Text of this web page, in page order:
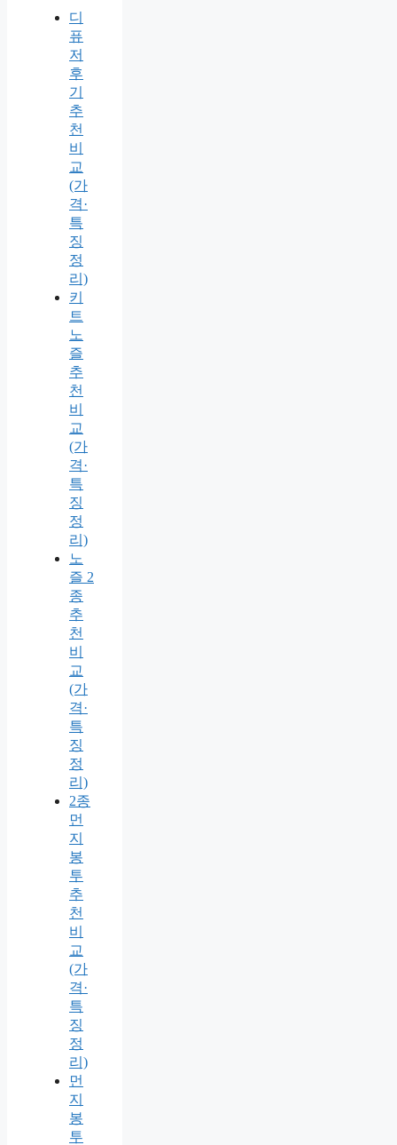
디
퓨
저
후
기
추
천
비
교
(가
격·
특
징
정
리)
키
트
노
즐
추
천
비
교
(가
격·
특
징
정
리)
노
즐 2
종
추
천
비
교
(가
격·
특
징
정
리)
2종
먼
지
봉
투
추
천
비
교
(가
격·
특
징
정
리)
먼
지
봉
투